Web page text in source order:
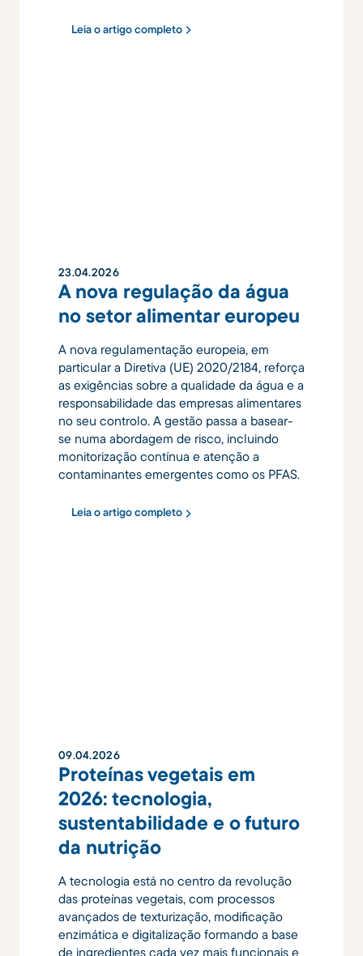
Leia o artigo completo
23.04.2026
A nova regulação da água
no setor alimentar europeu
A nova regulamentação europeia, em
particular a Diretiva (UE) 2020/2184, reforça
as exigências sobre a qualidade da água e a
responsabilidade das empresas alimentares
no seu controlo. A gestão passa a basear-
se numa abordagem de risco, incluindo
monitorização contínua e atenção a
contaminantes emergentes como os PFAS.
Leia o artigo completo
09.04.2026
Proteínas vegetais em
2026: tecnologia,
sustentabilidade e o futuro
da nutrição
A tecnologia está no centro da revolução
das proteínas vegetais, com processos
avançados de texturização, modificação
enzimática e digitalização formando a base
de ingredientes cada vez mais funcionais e